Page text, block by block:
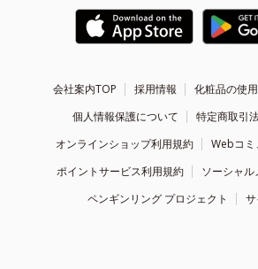
会社案内TOP 採用情報
化粧品の使
個人情報保護について
特定商取引
オンラインショップ利用規約
Webコミ
ポイントサービス利用規約
ソーシャ
ペンギンリング プロジェクト